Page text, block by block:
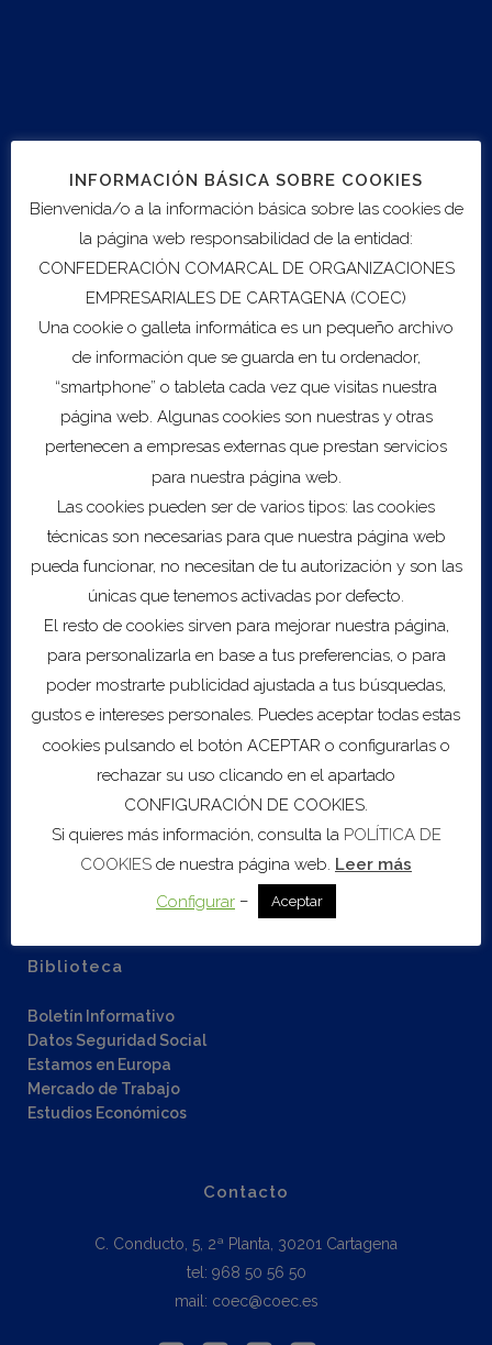
Get Directions
Servicios
Escalado
Red de inversores
Biblioteca
Boletín Informativo
Datos Seguridad Social
Estamos en Europa
Mercado de Trabajo
Estudios Económicos
Contacto
C. Conducto, 5, 2ª Planta, 30201 Cartagena
tel: 968 50 56 50
mail: coec@coec.es
INFORMACIÓN BÁSICA SOBRE COOKIES
Bienvenida/o a la información básica sobre las cookies de
la página web responsabilidad de la entidad:
CONFEDERACIÓN COMARCAL DE ORGANIZACIONES
EMPRESARIALES DE CARTAGENA (COEC)
Una cookie o galleta informática es un pequeño archivo
de información que se guarda en tu ordenador,
“smartphone” o tableta cada vez que visitas nuestra
página web. Algunas cookies son nuestras y otras
pertenecen a empresas externas que prestan servicios
para nuestra página web.
Las cookies pueden ser de varios tipos: las cookies
técnicas son necesarias para que nuestra página web
pueda funcionar, no necesitan de tu autorización y son las
únicas que tenemos activadas por defecto.
El resto de cookies sirven para mejorar nuestra página,
para personalizarla en base a tus preferencias, o para
poder mostrarte publicidad ajustada a tus búsquedas,
gustos e intereses personales. Puedes aceptar todas estas
cookies pulsando el botón ACEPTAR o configurarlas o
rechazar su uso clicando en el apartado
CONFIGURACIÓN DE COOKIES.
Si quieres más información, consulta la POLÍTICA DE
COOKIES de nuestra página web. Leer más
Configurar – Aceptar